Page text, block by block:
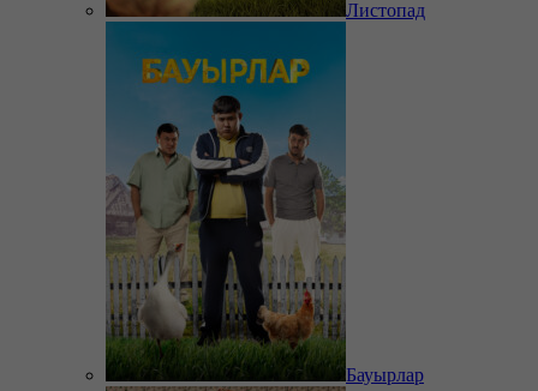
Листопад
Бауырлар